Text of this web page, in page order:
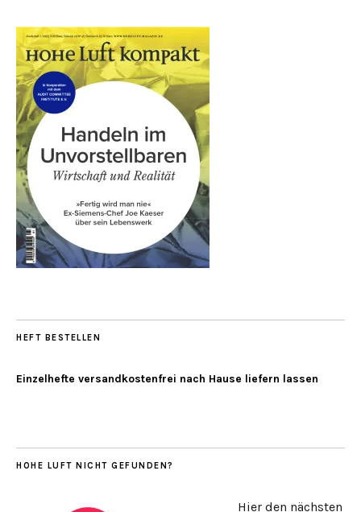
HEFT BESTELLEN
Einzelhefte versandkostenfrei nach Hause liefern lassen
HOHE LUFT NICHT GEFUNDEN?
Hier den nächsten